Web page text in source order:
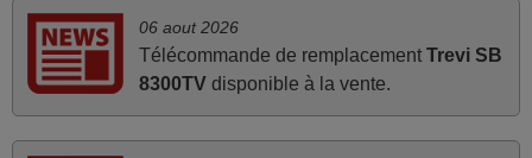
super.
Frank,
06 aout 2026
Télécommande de remplacement Trevi SB
8300TVdisponible à la vente.